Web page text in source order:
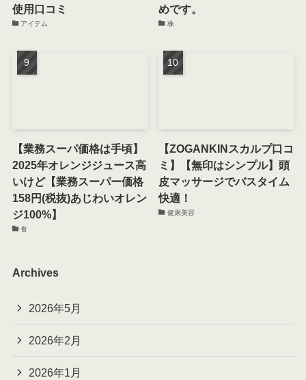
使用口コミ
アイテム
めです。
株
【業務スーパ価格は手頃】
2025年オレンジジュース高
いけど【業務スーパー価格
158円(税抜)あじわいオレン
ジ100%】
食
【ZOGANKINスカルプ口コ
ミ】【無印はシンプル】頭
皮マッサージでバスタイム
快適！
健康美容
Archives
2026年5月
2026年2月
2026年1月